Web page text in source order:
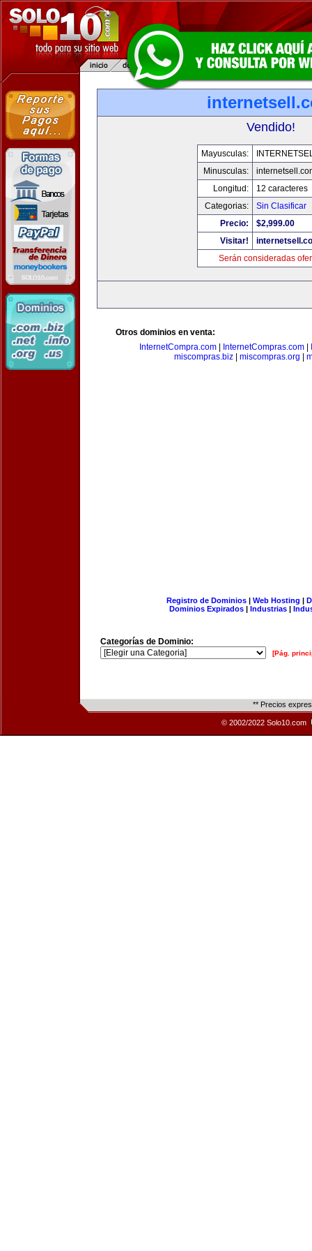
Vendido!
Mayusculas:
Minusculas:
Longitud:
12 caracteres
Categorias:
Sin Clasificar
Precio:
$2,999.00
Visitar!
Serán consideradas
Otros dominios en venta:
InternetCompra.com
InternetCompras.com
miscompras.biz
miscompras.org
Registro de Dominios| Web Hosting |
Dominios Expirados | Industrias |
Categorías de Dominio:
[Pág.
** Precios
© 2002/2022 Solo10.com